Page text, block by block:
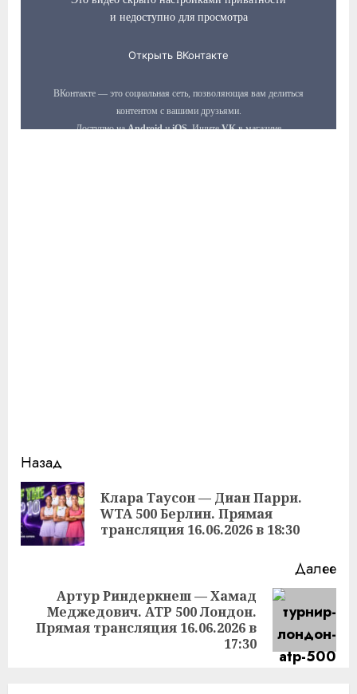
Продолжить
чтение
Назад
Клара Таусон — Диан Парри.
WTA 500 Берлин. Прямая
трансляция 16.06.2026 в 18:30
Далее
Следующая
запись:
Артур Риндеркнеш — Хамад
Меджедович. ATP 500 Лондон.
Прямая трансляция 16.06.2026 в
17:30